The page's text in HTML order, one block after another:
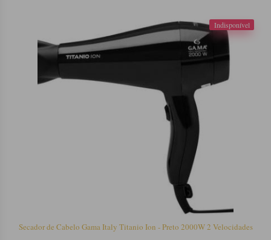
Indisponível
Secador de Cabelo Gama Italy Titanio Ion - Preto 2000W 2 Velocidades